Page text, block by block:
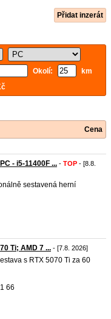
Přidat inzerát
Okolí:
km
Cena
- i5-11400F ... - TOP - [8.8.
sestavená herní
Ti; AMD 7 ... - [7.8. 2026]
s RTX 5070 Ti za 60
66